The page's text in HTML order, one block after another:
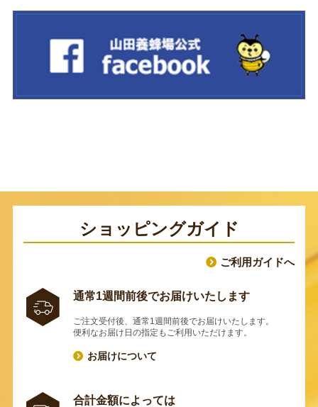
ショッピングガイド
ご利用ガイドへ
通常1週間前後でお届けいたします
ご注文受付後、通常1週間前後でお届けいたします。
便利なお届け日の指定もご利用いただけます。
お届けについて
合計金額によっては